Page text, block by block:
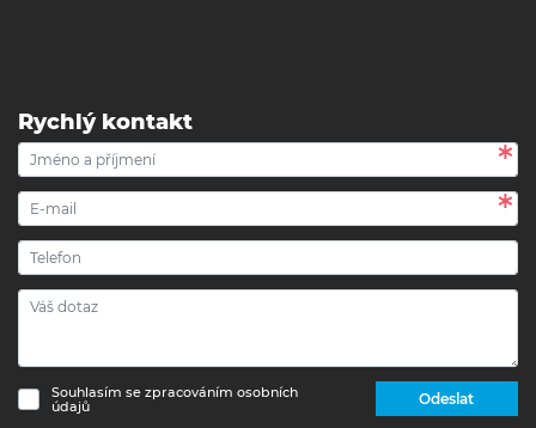
Rychlý kontakt
Souhlasím se zpracováním osobních
údajů
Odeslat